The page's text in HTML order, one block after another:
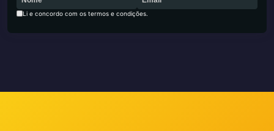
Li e concordo com os termos e condições.